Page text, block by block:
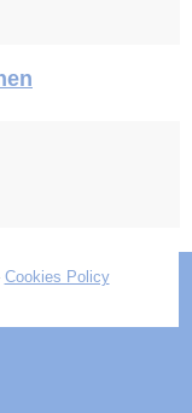
Cookies Policy